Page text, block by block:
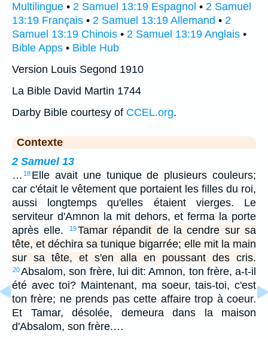
Multilingue • 2 Samuel 13:19 Espagnol • 2 Samuel
13:19 Français • 2 Samuel 13:19 Allemand • 2
Samuel 13:19 Chinois • 2 Samuel 13:19 Anglais •
Bible Apps • Bible Hub
Version Louis Segond 1910
La Bible David Martin 1744
Darby Bible courtesy of CCEL.org.
Contexte
2 Samuel 13
… 18 Elle avait une tunique de plusieurs couleurs;
car c'était le vêtement que portaient les filles du roi,
aussi longtemps qu'elles étaient vierges. Le
serviteur d'Amnon la mit dehors, et ferma la porte
après elle.
19Tamar répandit de la cendre sur sa
tête, et déchira sa tunique bigarrée; elle mit la main
sur sa tête, et s'en alla en poussant des cris.
20Absalom, son frère, lui dit: Amnon, ton frère, a-t-il
été avec toi? Maintenant, ma soeur, tais-toi, c'est
ton frère; ne prends pas cette affaire trop à coeur.
Et Tamar, désolée, demeura dans la maison
d'Absalom, son frère.…